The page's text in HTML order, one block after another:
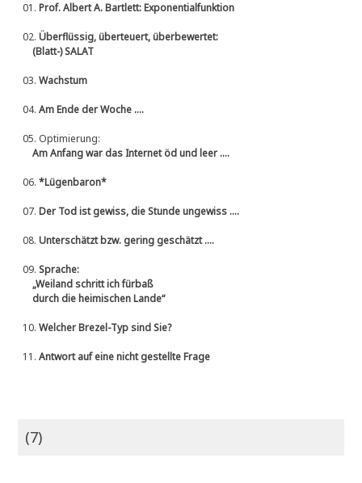
01.Prof. Albert A. Bartlett: Exponentialfunktion
02.Überflüssig, überteuert, überbewertet:
(Blatt-) SALAT
03.Wachstum
04.Am Ende der Woche ....
05. Optimierung:
Am Anfang war das Internet öd und leer ....
06.*Lügenbaron*
07.Der Tod ist gewiss, die Stunde ungewiss ....
08.Unterschätzt bzw. gering geschätzt ....
09.Sprache:
„Weiland schritt ich fürbaß
durch die heimischen Lande“
10.Welcher Brezel-Typ sind Sie?
11.Antwort auf eine nicht gestellte Frage
(7)